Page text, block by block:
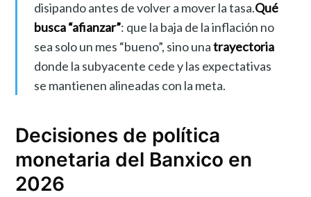
disipando antes de volver a mover la tasa.Qué
busca “afianzar”: que la baja de la inflación no
sea solo un mes “bueno”, sino unatrayectoria
donde la subyacente cede y las expectativas
se mantienen alineadas con la meta.
Decisiones de política
monetaria del Banxico en
2026